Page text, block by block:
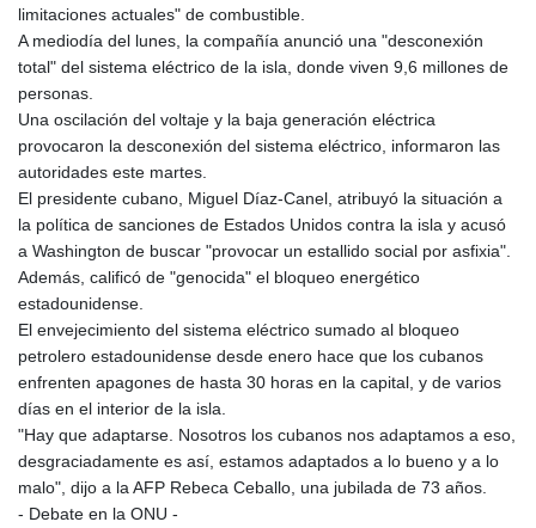
limitaciones actuales" de combustible.
A mediodía del lunes, la compañía anunció una "desconexión
total" del sistema eléctrico de la isla, donde viven 9,6 millones de
personas.
Una oscilación del voltaje y la baja generación eléctrica
provocaron la desconexión del sistema eléctrico, informaron las
autoridades este martes.
El presidente cubano, Miguel Díaz-Canel, atribuyó la situación a
la política de sanciones de Estados Unidos contra la isla y acusó
a Washington de buscar "provocar un estallido social por asfixia".
Además, calificó de "genocida" el bloqueo energético
estadounidense.
El envejecimiento del sistema eléctrico sumado al bloqueo
petrolero estadounidense desde enero hace que los cubanos
enfrenten apagones de hasta 30 horas en la capital, y de varios
días en el interior de la isla.
"Hay que adaptarse. Nosotros los cubanos nos adaptamos a eso,
desgraciadamente es así, estamos adaptados a lo bueno y a lo
malo", dijo a la AFP Rebeca Ceballo, una jubilada de 73 años.
- Debate en la ONU -